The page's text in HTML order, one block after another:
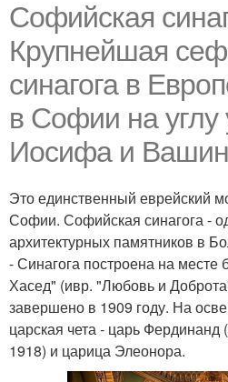
Софийская
Крупнейшая
синагога в
в Софии на углу
Иосифа и
Это единственный еврейский
Софии. Софийская синагога -
архитектурных памятников в
- Синагога построена на месте
Хасед" (ивр. "Любовь и
завершено в 1909 году. На
царская чета - царь
1918) и царица Элеонора.